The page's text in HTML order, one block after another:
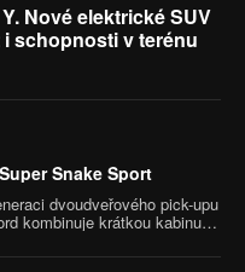
Nové elektrické SUV
schopnosti v terénu
Snake Sport
dvoudveřového pick-upu
kombinuje krátkou kabinu,
přes 810 koní, vznikne